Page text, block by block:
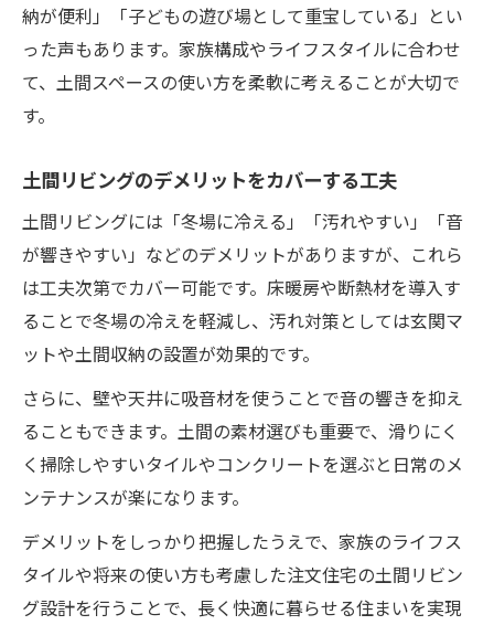
納が便利」「子どもの遊び場として重宝している」とい
った声もあります。家族構成やライフスタイルに合わせ
て、土間スペースの使い方を柔軟に考えることが大切で
す。
土間リビングのデメリットをカバーする工夫
土間リビングには「冬場に冷える」「汚れやすい」「音
が響きやすい」などのデメリットがありますが、これら
は工夫次第でカバー可能です。床暖房や断熱材を導入す
ることで冬場の冷えを軽減し、汚れ対策としては玄関マ
ットや土間収納の設置が効果的です。
さらに、壁や天井に吸音材を使うことで音の響きを抑え
ることもできます。土間の素材選びも重要で、滑りにく
く掃除しやすいタイルやコンクリートを選ぶと日常のメ
ンテナンスが楽になります。
デメリットをしっかり把握したうえで、家族のライフス
タイルや将来の使い方も考慮した注文住宅の土間リビン
グ設計を行うことで、長く快適に暮らせる住まいを実現